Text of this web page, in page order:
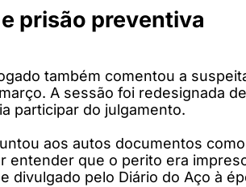
prisão preventiva
também comentou a
A sessão foi redesignada
participar do julgamento.
aos autos documentos
entender que o perito era
divulgado pelo Diário do Aço à